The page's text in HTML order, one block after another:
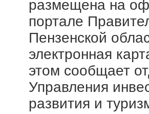
размещена на
портале
Пензенской
электронная
этом сообщает
Управления
развития и